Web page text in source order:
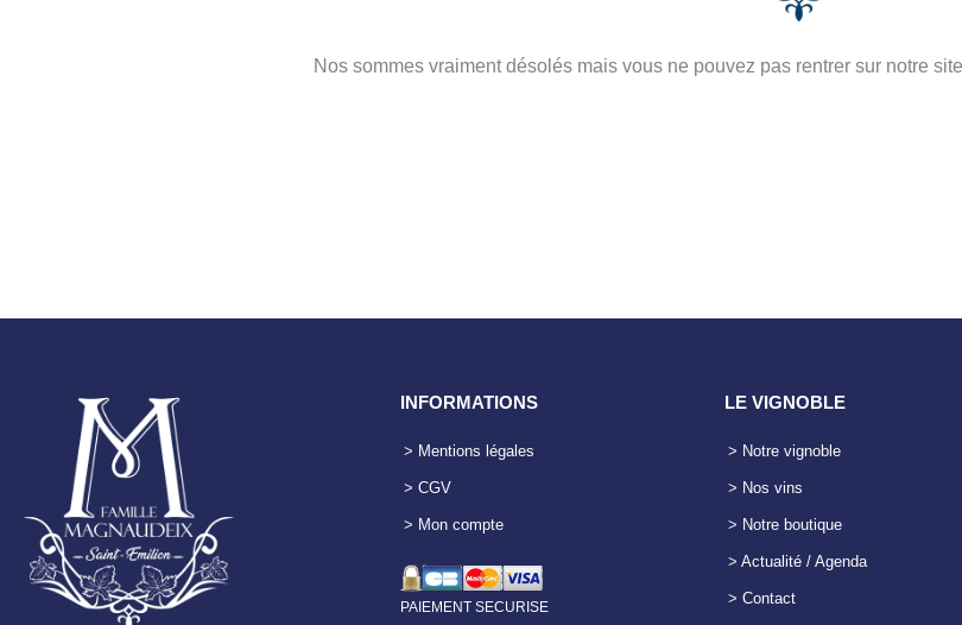
Nos sommes vraiment désolés mais vous ne pouvez pas rentrer sur notre
INFORMATIONS
> Mentions légales
> CGV
> Mon compte
PAIEMENT SECURISE
LE VIGNOBLE
> Notre vignoble
> Nos vins
> Notre boutique
> Actualité / Agenda
> Contact